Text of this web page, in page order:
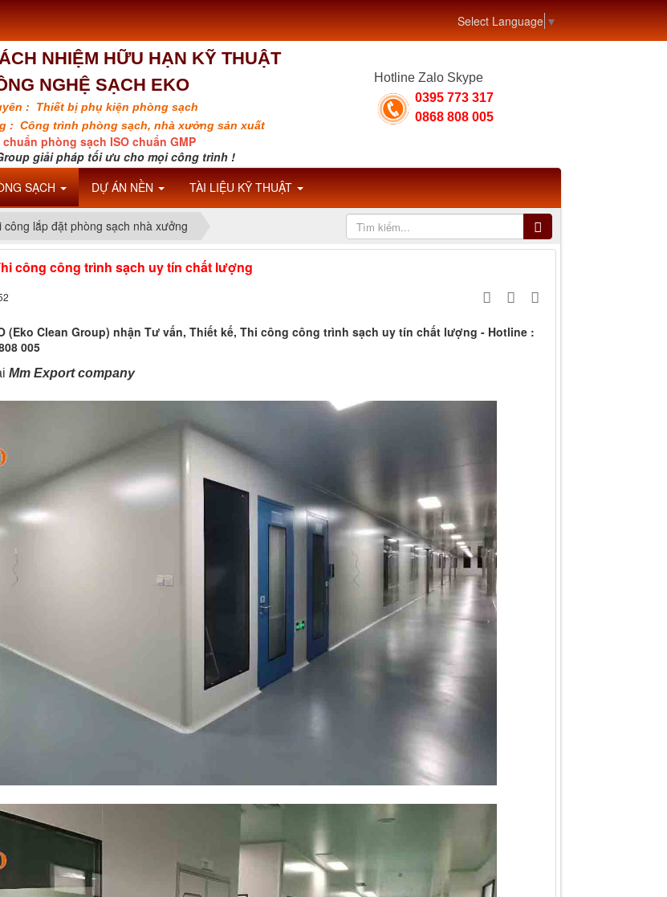
NHIỆM HỮU HẠN KỸ THUẬT
NGHỆ SẠCH EKO
: Thiết bị phụ kiện phòng sạch
: Công trình phòng sạch, nhà xưởng sản xuất
chuẩn phòng sạch ISO chuẩn GMP
giải pháp tối ưu cho mọi công trình !
Hotline Zalo Skype
0395 773 317
0868 808 005
SẠCH DỰ ÁN NỀN TÀI LIỆU KỸ THUẬT
Select Language▼
công lắp đặt phòng sạch nhà xưởng
công công trình sạch uy tín chất lượng
(Eko Clean Group) nhận Tư vấn, Thiết kế, Thi công công trình sạch uy tín chất lượng - Hotline :
005
Mm Export company